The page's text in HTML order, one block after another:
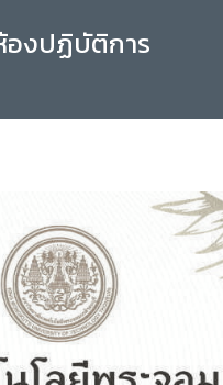
องปฏิบัติการ